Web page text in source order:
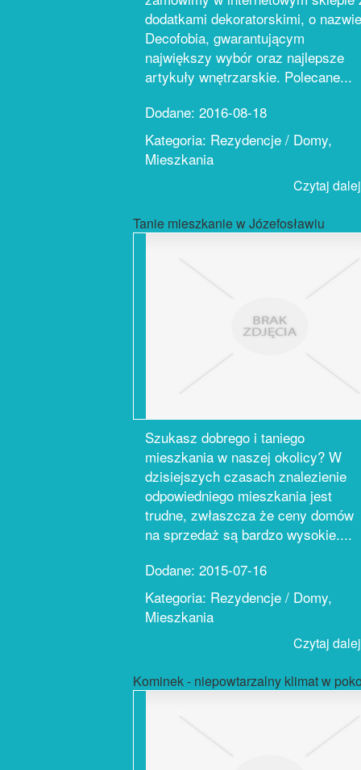
dodatkami dekoratorskimi, o nazwie
Decofobia, gwarantującym
największy wybór oraz najlepsze
artykuły wnętrzarskie. Polecane...
Dodane: 2016-08-18
Kategoria: Rezydencje / Domy,
Mieszkania
Czytaj
Tanie mieszkanie w Józefosławiu
Szukasz dobrego i taniego
mieszkania w naszej okolicy? W
dzisiejszych czasach znalezienie
odpowiedniego mieszkania jest
trudne, zwłaszcza że ceny domów
na sprzedaż są bardzo wysokie....
Dodane: 2015-07-16
Kategoria: Rezydencje / Domy,
Mieszkania
Czytaj
Kominek - niepowtarzalny klimat w